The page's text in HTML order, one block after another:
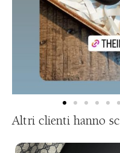
Altri clienti hanno